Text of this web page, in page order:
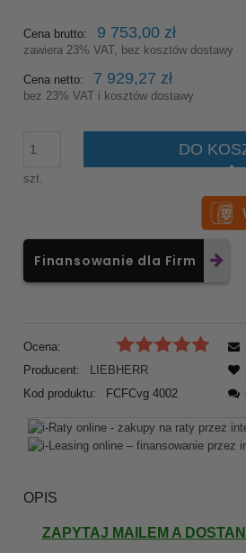
Cena brutto: 9 753,00 zł
zawiera 23% VAT, bez kosztów dostawy
Cena netto: 7 929,27 zł
bez 23% VAT i kosztów dostawy
szt.
DO
Finansowanie dla Firm
Ocena:
Producent:
LIEBHERR
Kod produktu:
FCFCvg 4002
OPIS
ZAPYTAJ MAILEM A